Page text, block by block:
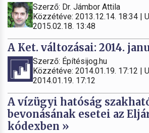
Szerző: Dr. Jámbor Attila
Közzétéve: 2013.12.14. 18:34 |
2015.02.18. 13:48
A Ket. változásai: 2014.
Szerző: Építésijog.hu
Közzétéve: 2014.01.19. 17:12 |
2014.01.19. 17:12
A vízügyi hatóság
bevonásának esetei az
kódexben »